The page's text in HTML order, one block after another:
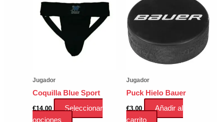
Jugador
Coquilla Blue Sport
€14.00
Seleccionar
opciones
Este
Jugador
Puck Hielo Bauer
€3.00
Añadir al
carrito